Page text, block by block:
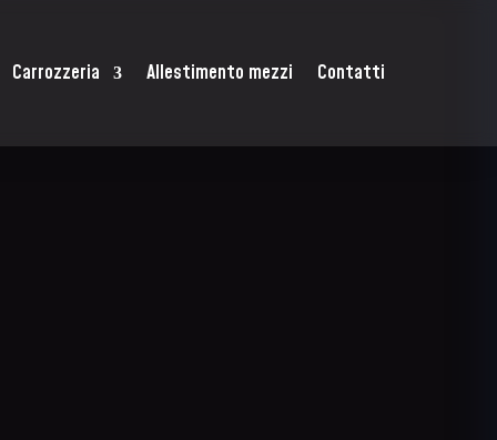
Carrozzeria Allestimento mezzi Contatti